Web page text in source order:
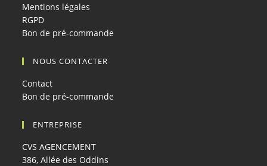
Mentions légales
RGPD
Bon de pré-commande
NOUS CONTACTER
Contact
Bon de pré-commande
ENTREPRISE
CVS AGENCEMENT
386, Allée des Oddins